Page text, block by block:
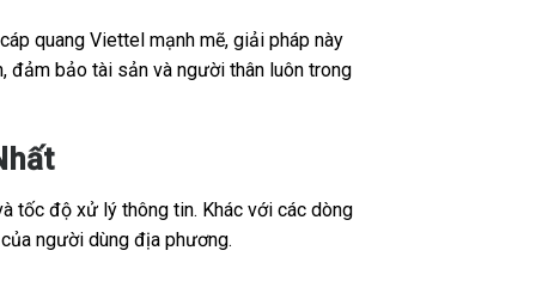
quang Viettel mạnh mẽ, giải pháp này
đảm bảo tài sản và người thân luôn trong
tốc độ xử lý thông tin. Khác với các dòng
người dùng địa phương.